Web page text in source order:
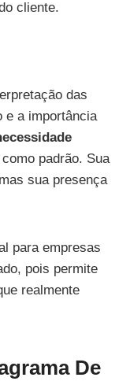
cliente.
das
e a importância
padrão. Sua
sua presença
para empresas
pois permite
realmente
De